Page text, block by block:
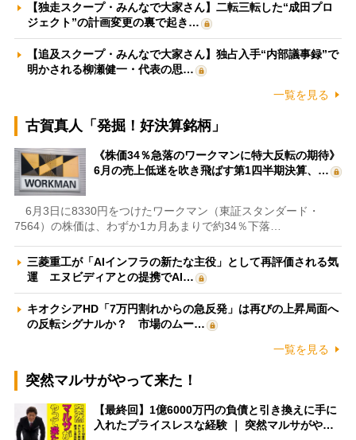
【独走スクープ・みんなで大家さん】二転三転した“成田プロ
ジェクト”の計画変更の裏で起き…
【追及スクープ・みんなで大家さん】独占入手“内部議事録”で
明かされる柳瀬健一・代表の思…
一覧を見る
古賀真人「発掘！好決算銘柄」
《株価34％急落のワークマンに特大反転の期待》
6月の売上低迷を吹き飛ばす第1四半期決算、…
6月3日に8330円をつけたワークマン（東証スタンダード・
7564）の株価は、わずか1カ月あまりで約34％下落…
三菱重工が「AIインフラの新たな主役」として再評価される気
運 エヌビディアとの提携でAI…
キオクシアHD「7万円割れからの急反発」は再びの上昇局面へ
の反転シグナルか？ 市場のムー…
一覧を見る
突然マルサがやって来た！
【最終回】1億6000万円の負債と引き換えに手に
入れたプライスレスな経験 ｜ 突然マルサがや…